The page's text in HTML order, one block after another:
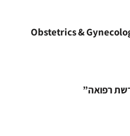
Obstetrics &
רפואה”